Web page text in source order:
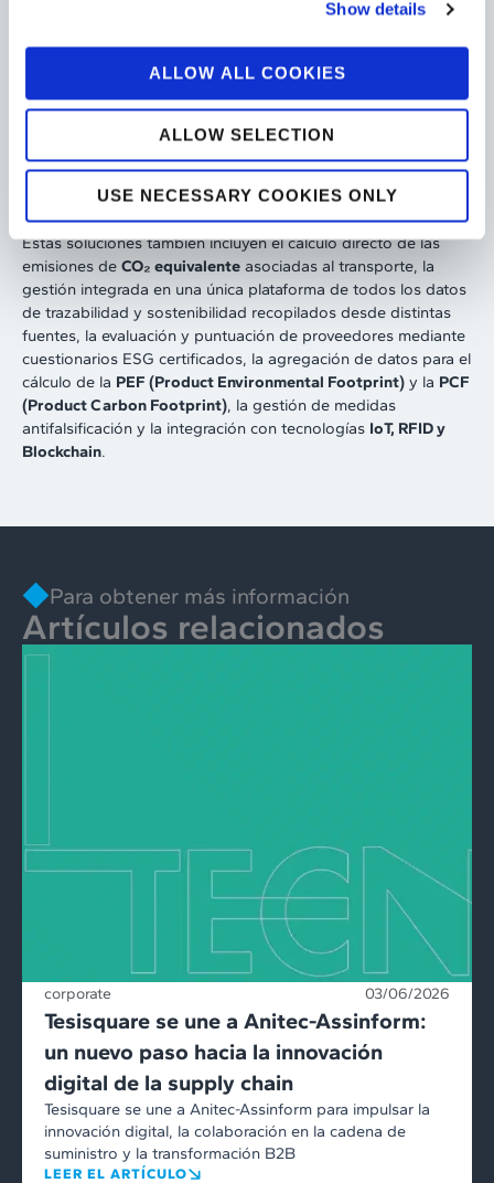
Show details
ALLOW ALL COOKIES
ALLOW SELECTION
USE NECESSARY COOKIES ONLY
mayor transparencia y colaboración por parte de proveedores
Las soluciones deESG y trazabilidad de TESISQUARE
permiten descubrir y mapear la cadena de suministro,
recopilar de forma estructurada y digital la información de
sostenibilidad y trazabilidad procedente de proveedores de
niveln-tier, tanto durante las fases de cualificación de
proveedores y productos como durante la ejecución de las
Estas soluciones también incluyen el cálculo directo de las
emisiones de CO₂ equivalente asociadas al transporte, la
gestión integrada en una única plataforma de todos los datos
de trazabilidad y sostenibilidad recopilados desde distintas
fuentes, la evaluación y puntuación de proveedores mediante
cuestionarios ESG certificados, la agregación de datos para el
cálculo de la PEF (Product Environmental Footprint) y la PCF
(Product Carbon Footprint), la gestión de medidas
antifalsificación y la integración con tecnologías IoT, RFID y
Blockchain.
Para obtener más información
Artículos relacionados
corporate 03/06/2026
Tesisquare se une a Anitec-Assinform:
un nuevo paso hacia la innovación
digital de la supply chain
Tesisquare se une a Anitec-Assinform para impulsar la
innovación digital, la colaboración en la cadena de
suministro y la transformación B2B
LEER EL ARTÍCULO